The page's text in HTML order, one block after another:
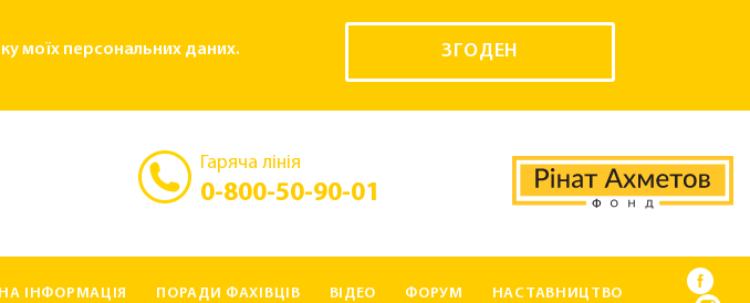
моїх персональних даних.
ЗГОДЕН
Гаряча лінія
0-800-50-90-01
ІНФОРМАЦІЯ ПОРАДИ ФАХІВЦІВ ВІДЕО ФОРУМ
НАСТАВНИЦТВО